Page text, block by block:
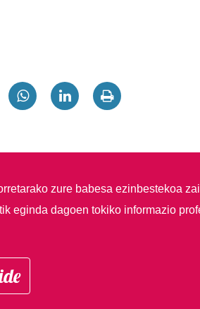
zure babesa ezinbestekoa
eginda dagoen tokiko informazio